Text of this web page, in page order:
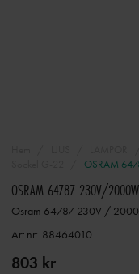
OSRAM
OSRAM 64787 230V/
Osram 64787 230V /
Art nr: 88464010
803 kr